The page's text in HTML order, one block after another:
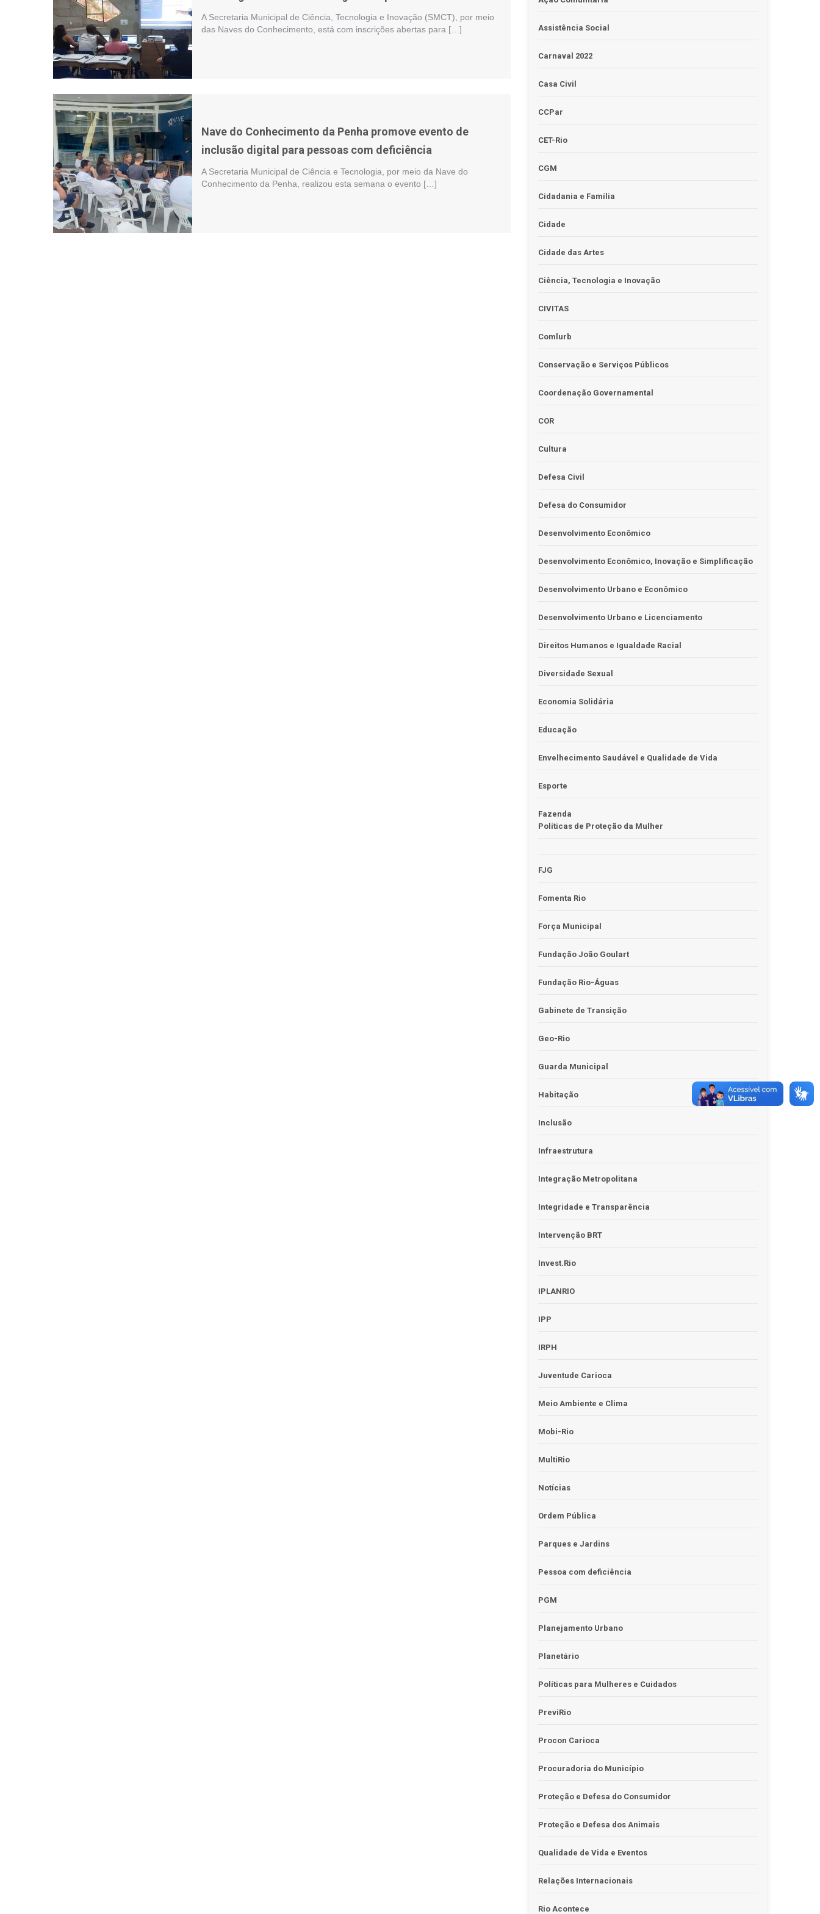
A Secretaria Municipal de Ciência, Tecnologia e Inovação (SMCT), por meio
das Naves do Conhecimento, está com inscrições abertas para […]
Nave do Conhecimento da Penha promove evento de
inclusão digital para pessoas com deficiência
A Secretaria Municipal de Ciência e Tecnologia, por meio da Nave do
Conhecimento da Penha, realizou esta semana o evento […]
Assistência Social
Carnaval 2022
Casa Civil
CCPar
CET-Rio
CGM
Cidadania e Família
Cidade
Cidade das Artes
Ciência, Tecnologia e Inovação
CIVITAS
Comlurb
Conservação e Serviços Públicos
Coordenação Governamental
COR
Cultura
Defesa Civil
Defesa do Consumidor
Desenvolvimento Econômico
Desenvolvimento Econômico, Inovação e Simplificação
Desenvolvimento Urbano e Econômico
Desenvolvimento Urbano e Licenciamento
Direitos Humanos e Igualdade Racial
Diversidade Sexual
Economia Solidária
Educação
Envelhecimento Saudável e Qualidade de Vida
Esporte
Fazenda
Políticas de Proteção da Mulher
FJG
Fomenta Rio
Força Municipal
Fundação João Goulart
Fundação Rio-Águas
Gabinete de Transição
Geo-Rio
Guarda Municipal
Habitação
Inclusão
Infraestrutura
Integração Metropolitana
Integridade e Transparência
Intervenção BRT
Invest.Rio
IPLANRIO
IPP
IRPH
Juventude Carioca
Meio Ambiente e Clima
Mobi-Rio
MultiRio
Notícias
Ordem Pública
Parques e Jardins
Pessoa com deficiência
PGM
Planejamento Urbano
Planetário
Políticas para Mulheres e Cuidados
PreviRio
Procon Carioca
Procuradoria do Município
Proteção e Defesa do Consumidor
Proteção e Defesa dos Animais
Qualidade de Vida e Eventos
Relações Internacionais
Rio Acontece